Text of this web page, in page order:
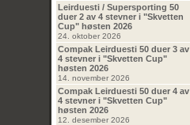
Leirduesti / Supersporting 50
duer 2 av 4 stevner i "Skvetten
Cup" høsten 2026
24. oktober 2026
Compak Leirduesti 50 duer 3 av
4 stevner i "Skvetten Cup"
høsten 2026
14. november 2026
Compak Leirduesti 50 duer 4 av
4 stevner i "Skvetten Cup"
høsten 2026
12. desember 2026